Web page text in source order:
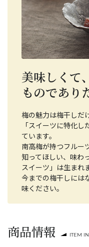
美味しくて
ものであり
梅の魅力は梅干しだ
「スイーツに特化
ています。
南高梅が持つフルー
知ってほしい、味わ
スイーツ」は生まれ
今までの梅干しには
味ください。
商品情報 ITEM